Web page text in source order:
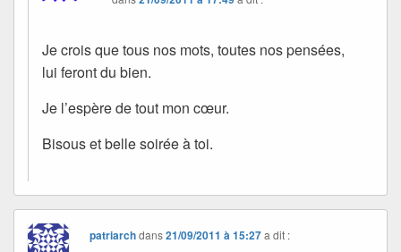
Je crois que tous nos mots, toutes nos pensées,
lui feront du bien.
Je l’espère de tout mon cœur.
Bisous et belle soirée à toi.
patriarchdans21/09/2011 à 15:27 a dit :